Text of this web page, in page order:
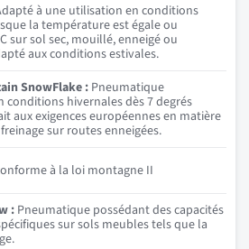
à une utilisation en conditions
la température est égale ou
sur sol sec, mouillé, enneigé ou
aux conditions estivales.
SnowFlake : Pneumatique
conditions hivernales dès 7 degrés
aux exigences européennes en matière
sur routes enneigées.
à la loi montagne II
: Pneumatique possédant des capacités
sur sols meubles tels que la